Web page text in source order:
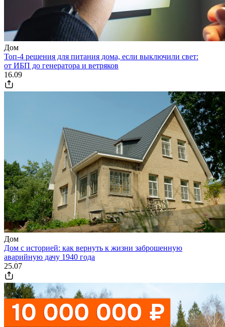
Дом
Топ-4 решения для питания дома, если выключили свет:
от ИБП до генератора и ветряков
16.09
Дом
Дом с историей: как вернуть к жизни заброшенную
аварийную дачу 1940 года
25.07